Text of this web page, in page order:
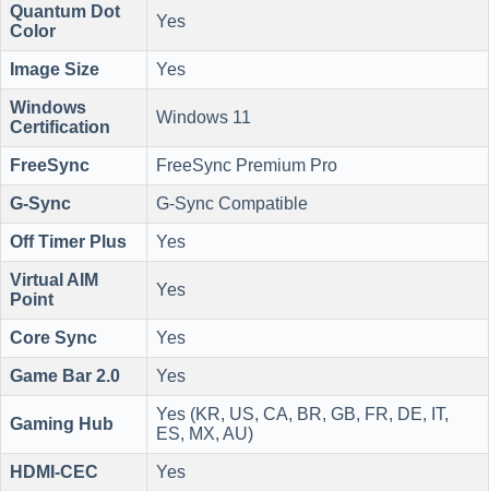
Quantum Dot
Color
Yes
Image Size Yes
Windows
Certification
Windows 11
FreeSync FreeSync Premium Pro
G-Sync G-Sync Compatible
Off Timer Plus Yes
Virtual AIM
Point
Yes
Core Sync Yes
Game Bar 2.0 Yes
Gaming Hub
Yes (KR, US, CA, BR, GB, FR, DE, IT,
ES, MX, AU)
HDMI-CEC Yes